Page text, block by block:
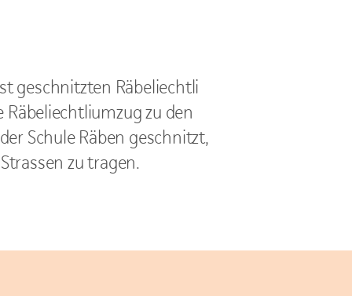
geschnitzten Räbeliechtli
zu den
Schule Räben geschnitzt,
zu tragen.